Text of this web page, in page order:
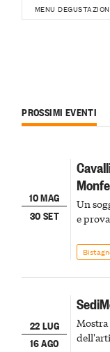
MENU
PROSSIMI EVENTI
10 MAG
30 SET
Un
e
22 LUG
16 AGO